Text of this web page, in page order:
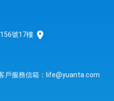
期貨
號17樓
戶服務信箱：life@yuanta.com